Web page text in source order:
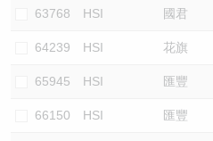
63768 HSI 國君
64239 HSI 花旗
65945 HSI 匯豐
66150 HSI 匯豐